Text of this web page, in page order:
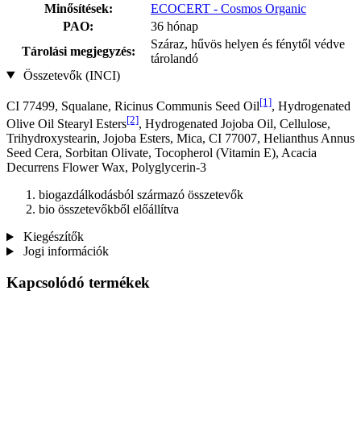
Minősítések:
ECOCERT - Cosmos Organic
PAO:
36 hónap
Tárolási megjegyzés:
Száraz, hűvös helyen és fénytől védve
tárolandó
Összetevők (INCI)
CI 77499, Squalane, Ricinus Communis Seed Oil[1], Hydrogenated
Olive Oil Stearyl Esters[2], Hydrogenated Jojoba Oil, Cellulose,
Trihydroxystearin, Jojoba Esters, Mica, CI 77007, Helianthus Annus
Seed Cera, Sorbitan Olivate, Tocopherol (Vitamin E), Acacia
Decurrens Flower Wax, Polyglycerin-3
biogazdálkodásból származó összetevők
bio összetevőkből előállítva
Kiegészítők
Jogi információk
Kapcsolódó termékek